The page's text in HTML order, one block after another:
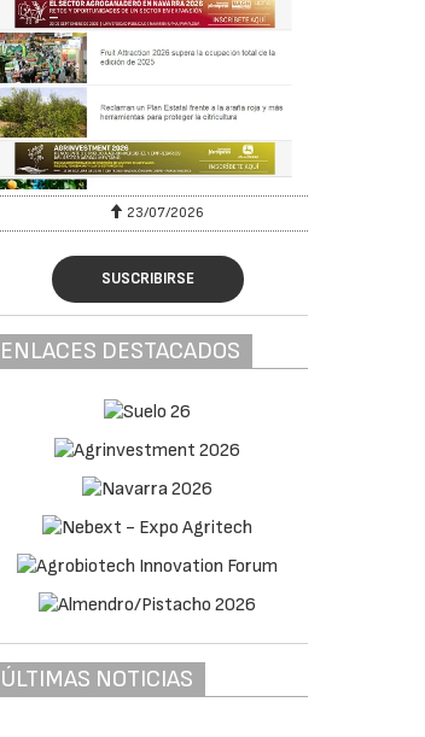
23/07/2026
SUSCRIBIRSE
ENLACES DESTACADOS
ÚLTIMAS NOTICIAS